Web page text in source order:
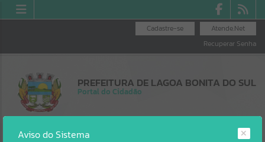
Atende.Net
Cadastre-se
Recuperar Senha
PREFEITURA DE LAGOA BONITA DO SUL
Portal do Cidadão
Aviso do Sistema